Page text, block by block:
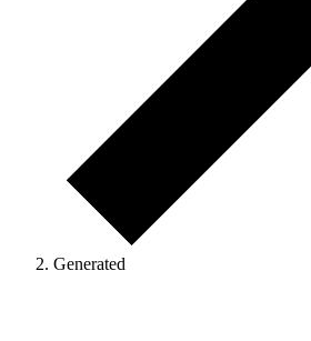
Generated